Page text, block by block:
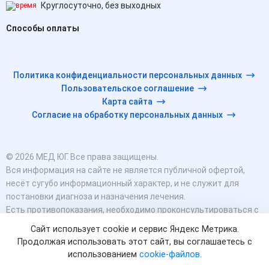
Круглосуточно, без выходных
Способы оплаты
Политика конфиденциальности персональных данных
Пользовательское соглашение
Карта сайта
Согласие на обработку персональных данных
© 2026 МЕД ЮГ. Все права защищены.
Вся информация на сайте не является публичной офертой,
несёт сугубо информационный характер, и не служит для
постановки диагноза и назначения лечения.
Есть противопоказания, необходимо проконсультироваться с
мессенджерам и в соцсетях носят исключительно
информационный характер и не являются медицинскими
Сайт использует cookie и сервис Яндекс Метрика.
Продолжая использовать этот сайт, вы соглашаетесь с
использованием cookie-файлов.